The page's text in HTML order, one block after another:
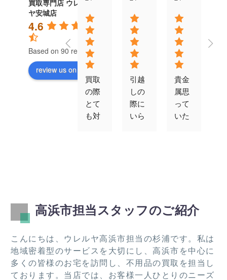
買取専門店 ウレル
ヤ安城店
4.6
Based on 90 reviews
review us on
買取
の際
とて
も対
ばお
した
いで
す！
引越
しの
際に
いら
テレ
棚類
を引
き取
って
貴金
属思
って
いた
さり
た。
この
度は
あり
高浜市担当スタッフのご紹介
こんにちは、ウレルヤ高浜市担当の杉浦です。私は
地域密着型のサービスを大切にし、高浜市を中心に
多くの皆様のお宅を訪問し、不用品の買取を担当し
ております。当店では、お客様一人ひとりのニーズ